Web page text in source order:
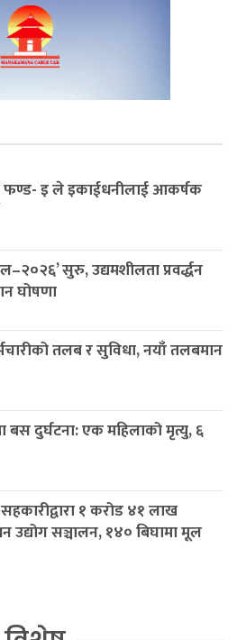
इ ले इकाईधनीलाई आकर्षक
सुरु, उद्यमशीलता प्रवर्द्धन
घोषणा
तलब र सुविधा, नयाँ तलबमान
बस दुर्घटना: एक महिलाको मृत्यु, ६
१ करोड ४१ लाख
उद्योग सञ्चालन, १४० बिघामा मूल